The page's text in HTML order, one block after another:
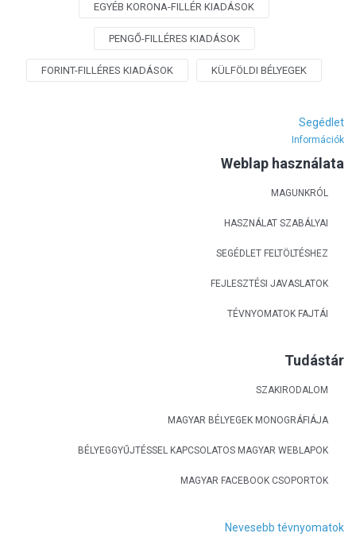
EGYÉB KORONA-FILLÉR KIADÁSOK
PENGŐ-FILLÉRES KIADÁSOK
FORINT-FILLÉRES KIADÁSOK KÜLFÖLDI BÉLYEGEK
Segédlet
Információk
Weblap használata
MAGUNKRÓL
HASZNÁLAT SZABÁLYAI
SEGÉDLET FELTÖLTÉSHEZ
FEJLESZTÉSI JAVASLATOK
TÉVNYOMATOK FAJTÁI
Tudástár
SZAKIRODALOM
MAGYAR BÉLYEGEK MONOGRÁFIÁJA
BÉLYEGGYŰJTÉSSEL KAPCSOLATOS MAGYAR WEBLAPOK
MAGYAR FACEBOOK CSOPORTOK
Nevesebb tévnyomatok